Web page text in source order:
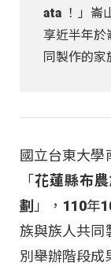
ata ！」崙
享近半年於
同製作的家
國立台東大學
「 花蓮縣布
劃 」，110年
族與族人共同
別舉辦階段成